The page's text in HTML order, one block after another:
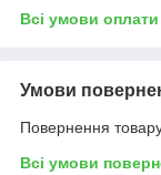
Всі умови оплати
Умови
Повернення
Всі умови